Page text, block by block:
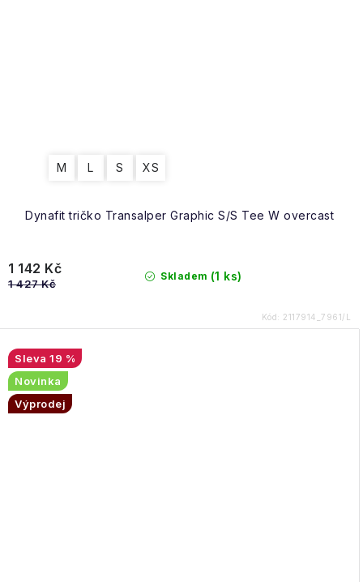
Dynafit tričko Transalper Graphic S/S Tee W overcast
M L S XS
Skladem (1 ks)
1 142 Kč
1 427 Kč
Kód: 2117914_7961/L
19 %
Novinka
Výprodej